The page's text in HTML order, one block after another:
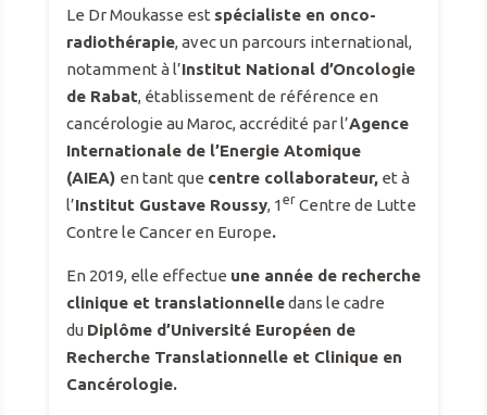
Le Dr Moukasse est spécialiste en onco-
radiothérapie, avec un parcours international,
notamment à l’Institut National d’Oncologie
de Rabat, établissement de référence en
cancérologie au Maroc, accrédité par l’Agence
Internationale de l’Energie Atomique
(AIEA) en tant que centre collaborateur,et à
l’Institut Gustave Roussy, 1er Centre de Lutte
Contre le Cancer en Europe.
En 2019, elle effectue une année de recherche
clinique et translationnelledans le cadre
du Diplôme d’Université Européen de
Recherche Translationnelle et Clinique en
Cancérologie.